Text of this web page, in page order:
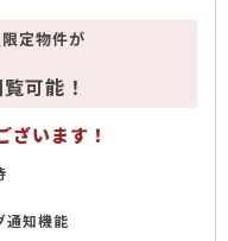
定物件が
可能！
ざいます！
通知機能